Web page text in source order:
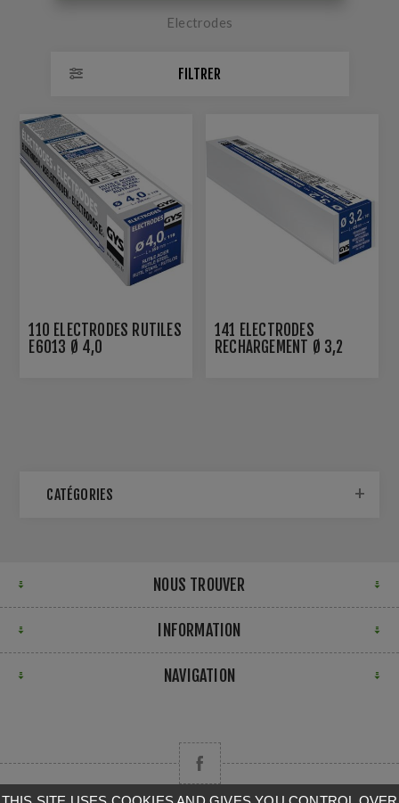
Electrodes
FILTRER
110 ÉLECTRODES RUTILES
E6013 Ø 4,0
141 ÉLECTRODES
RECHARGEMENT Ø 3,2
CATÉGORIES
NOUS TROUVER
INFORMATION
NAVIGATION